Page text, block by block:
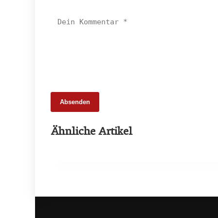
Absenden
Ähnliche Artikel
65 Millionen Euro Umsatz in der